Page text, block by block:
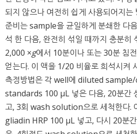
되지 않으나 여전히 ​쉽게 사용되어지는
준비는 sample을 균일하게 분쇄한 다
석 한 다음, 완전히 섞일 때까지 충분히
2,000 ×g에서 10분이나 또는 30분 침
얻는다. 이 액을 1/20 비율로 희석시켜
측정방법은 각 well에 diluted
standards 100 μL 넣은 다음, 20분간
고, 3회 wash solution으로 세척한다.
gliadin HRP 100 μL 넣고, 다시 20분